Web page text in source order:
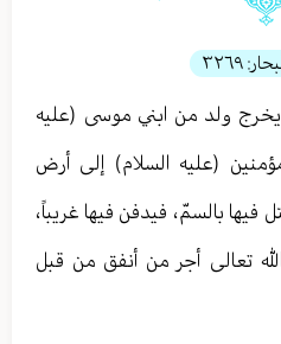
٣٢٦٩
ولد من ابني موسى (عليه
(عليه السلام) إلى أرض
بالسمّ، فيدفن فيها غريباً،
تعالی أجر من أنفق من قبل